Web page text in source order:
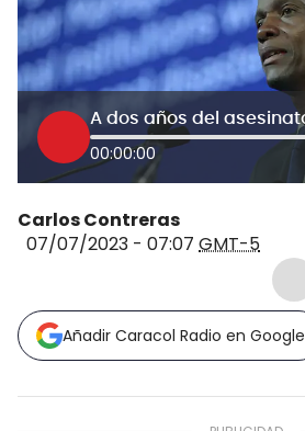
00:00:00
Carlos Contreras
07/07/2023 - 07:07 GMT-5
Añadir Caracol Radio en Google